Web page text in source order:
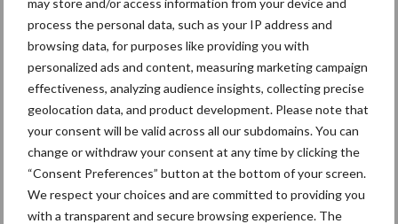
process the personal data, such as your IP address and
browsing data, for purposes like providing you with
personalized ads and content, measuring marketing campaign
effectiveness, analyzing audience insights, collecting precise
geolocation data, and product development. Please note that
your consent will be valid across all our subdomains. You can
change or withdraw your consent at any time by clicking the
“Consent Preferences” button at the bottom of your screen.
We respect your choices and are committed to providing you
with a transparent and secure browsing experience. The
Thema's Vakpartners
Coronavirus UVC